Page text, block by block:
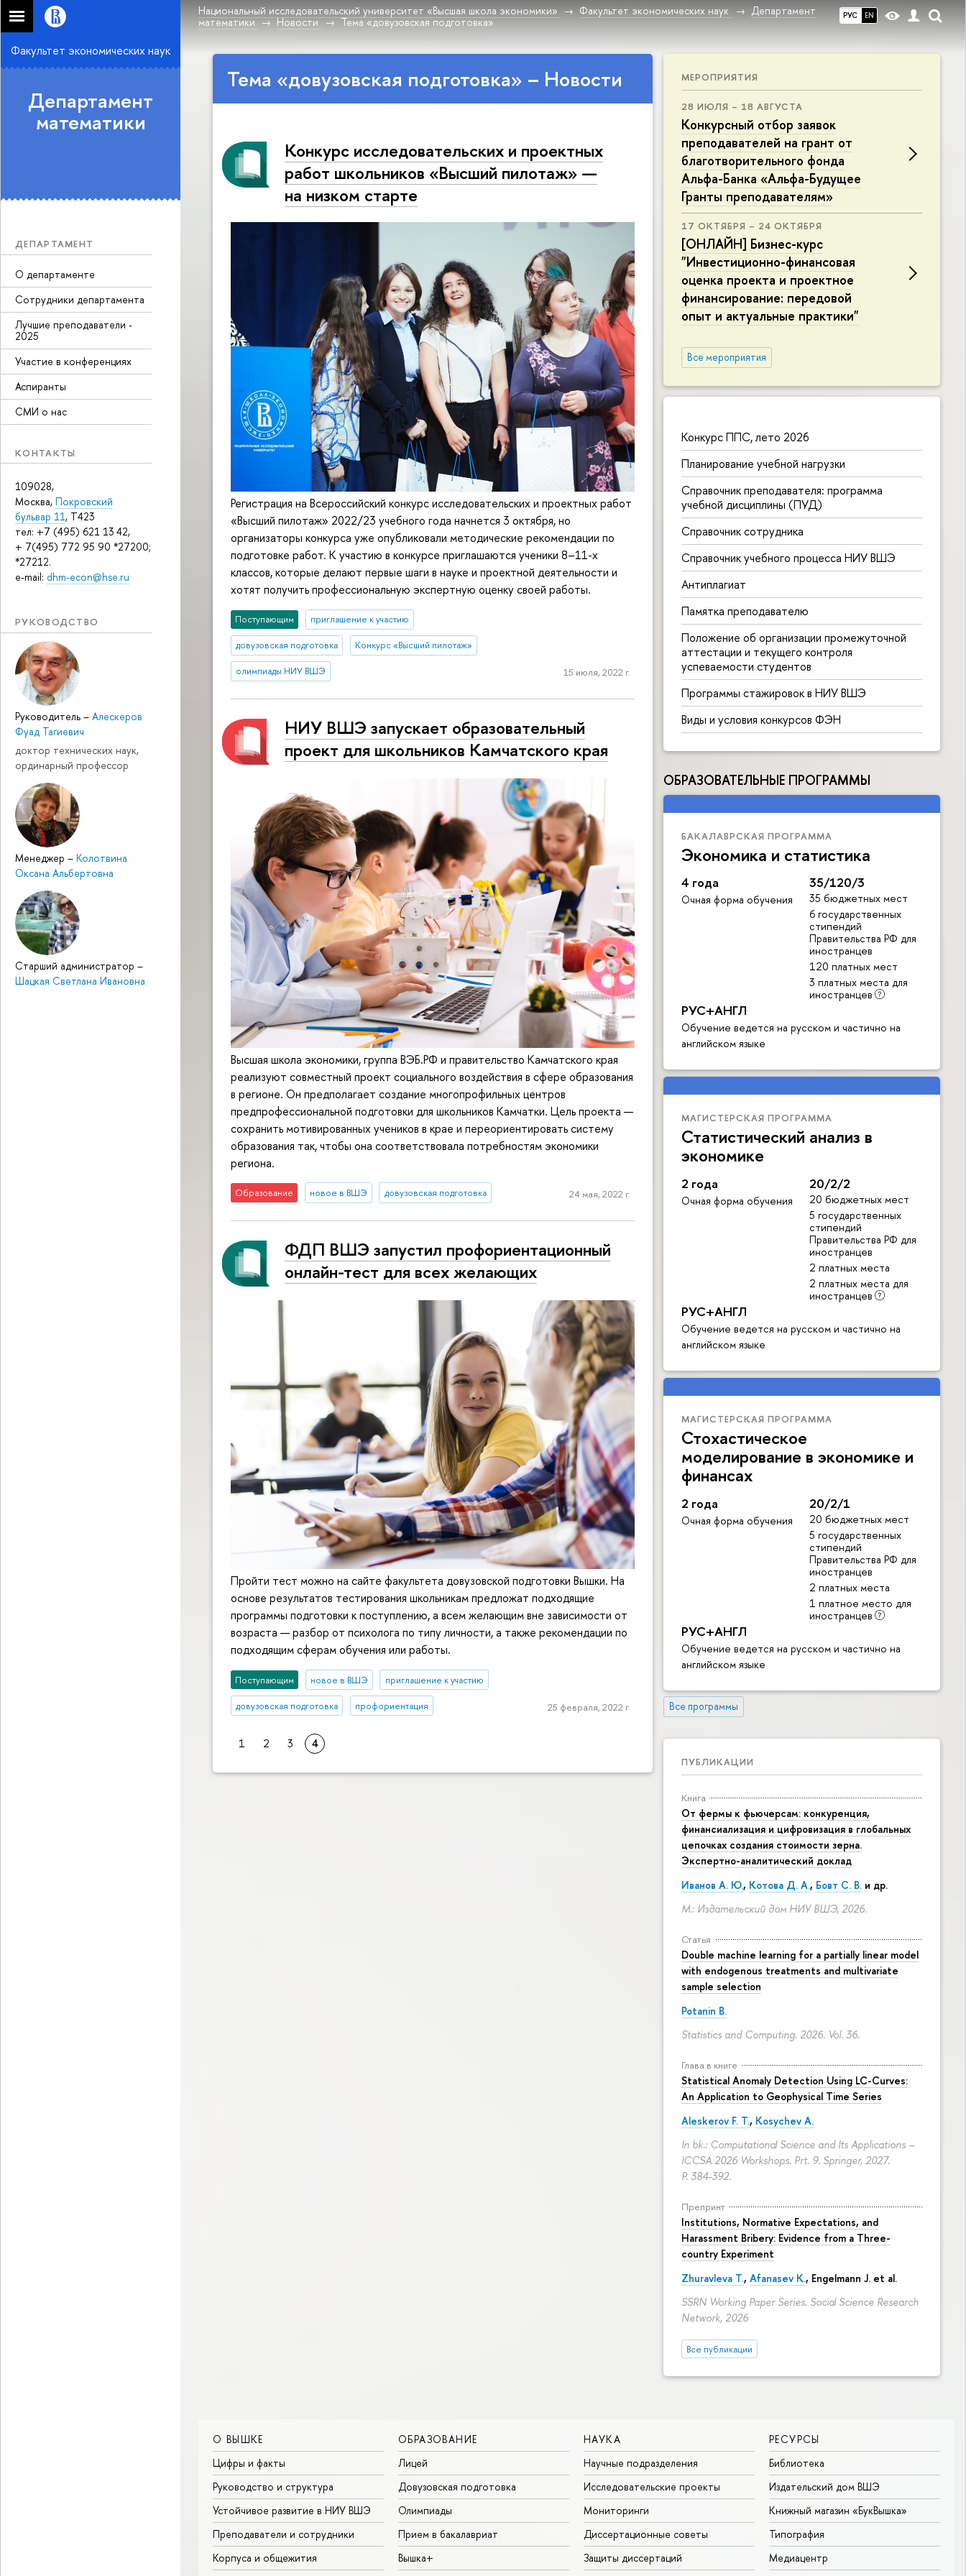
РУС EN
Национальный исследовательский университет «Высшая школа экономики» Факультет экономических наук
Департамент
математики
Новости Тема «довузовская подготовка»
Факультет экономических наук
Департамент
математики
ДЕПАРТАМЕНТ
О департаменте
Сотрудники департамента
Лучшие преподаватели -
2025
Участие в конференциях
Аспиранты
СМИ о нас
КОНТАКТЫ
109028,
Москва, Покровский
бульвар 11, T423
тел: +7 (495) 621 13 42,
+ 7(495) 772 95 90 *27200;
*27212.
e-mail: dhm-econ@hse.ru
РУКОВОДСТВО
Руководитель – Алескеров
Фуад Тагиевич
доктор технических наук,
ординарный профессор
Менеджер – Колотвина
Оксана Альбертовна
Cтарший администратор –
Шацкая Светлана Ивановна
МЕРОПРИЯТИЯ
28 ИЮЛЯ – 18 АВГУСТА
Конкурсный отбор заявок
преподавателей на грант от
благотворительного фонда
Альфа-Банка «Альфа-Будущее
Гранты преподавателям»
17 ОКТЯБРЯ – 24 ОКТЯБРЯ
[ОНЛАЙН] Бизнес-курс
"Инвестиционно-финансовая
оценка проекта и проектное
финансирование: передовой
опыт и актуальные практики"
Все мероприятия
Конкурс ППС, лето 2026
Планирование учебной нагрузки
Справочник преподавателя: программа
учебной дисциплины (ПУД)
Справочник сотрудника
Справочник учебного процесса НИУ ВШЭ
Антиплагиат
Памятка преподавателю
Положение об организации промежуточной
аттестации и текущего контроля
успеваемости студентов
Программы стажировок в НИУ ВШЭ
Виды и условия конкурсов ФЭН
ОБРАЗОВАТЕЛЬНЫЕ ПРОГРАММЫ
БАКАЛАВРСКАЯ ПРОГРАММА
Экономика и статистика
4 года
Очная форма обучения
35/120/3
35 бюджетных мест
6 государственных
стипендий
Правительства РФ для
иностранцев
120 платных мест
3 платных места для
иностранцев
РУС+АНГЛ
Обучение ведется на русском и частично на
английском языке
МАГИСТЕРСКАЯ ПРОГРАММА
Статистический анализ в
экономике
2 года
Очная форма обучения
20/2/2
20 бюджетных мест
5 государственных
стипендий
Правительства РФ для
иностранцев
2 платных места
2 платных места для
иностранцев
РУС+АНГЛ
Обучение ведется на русском и частично на
английском языке
МАГИСТЕРСКАЯ ПРОГРАММА
Стохастическое
моделирование в экономике и
финансах
2 года
Очная форма обучения
20/2/1
20 бюджетных мест
5 государственных
стипендий
Правительства РФ для
иностранцев
2 платных места
1 платное место для
иностранцев
РУС+АНГЛ
Обучение ведется на русском и частично на
английском языке
Все программы
ПУБЛИКАЦИИ
Книга
От фермы к фьючерсам: конкуренция,
финансиализация и цифровизация в глобальных
цепочках создания стоимости зерна.
Экспертно-аналитический доклад
Иванов А. Ю., Котова Д. А., Бовт С. В. и др.
М.: Издательский дом НИУ ВШЭ, 2026.
Статья
Double machine learning for a partially linear model
with endogenous treatments and multivariate
sample selection
Potanin B.
Statistics and Computing. 2026. Vol. 36.
Глава в книге
Statistical Anomaly Detection Using LC-Curves:
An Application to Geophysical Time Series
Aleskerov F. T., Kosychev A.
In bk.: Computational Science and Its Applications –
ICCSA 2026 Workshops. Prt. 9. Springer, 2027.
P. 384-392.
Препринт
Institutions, Normative Expectations, and
Harassment Bribery: Evidence from a Three-
country Experiment
Zhuravleva T., Afanasev K., Engelmann J. et al.
SSRN Working Paper Series. Social Science Research
Network, 2026
Все публикации
Тема «довузовская подготовка» – Новости
Конкурс исследовательских и проектных
работ школьников «Высший пилотаж» —
на низком старте
Регистрация на Всероссийский конкурс исследовательских и проектных работ
«Высший пилотаж» 2022/23 учебного года начнется 3 октября, но
организаторы конкурса уже опубликовали методические рекомендации по
подготовке работ. К участию в конкурсе приглашаются ученики 8–11-х
классов, которые делают первые шаги в науке и проектной деятельности и
хотят получить профессиональную экспертную оценку своей работы.
Поступающим приглашение к участию
довузовская подготовка Конкурс «Высший пилотаж»
олимпиады НИУ ВШЭ 15 июля, 2022 г.
НИУ ВШЭ запускает образовательный
проект для школьников Камчатского края
Высшая школа экономики, группа ВЭБ.РФ и правительство Камчатского края
реализуют совместный проект социального воздействия в сфере образования
в регионе. Он предполагает создание многопрофильных центров
предпрофессиональной подготовки для школьников Камчатки. Цель проекта —
сохранить мотивированных учеников в крае и переориентировать систему
образования так, чтобы она соответствовала потребностям экономики
региона.
Образование новое в ВШЭ довузовская подготовка 24 мая, 2022 г.
ФДП ВШЭ запустил профориентационный
онлайн-тест для всех желающих
Пройти тест можно на сайте факультета довузовской подготовки Вышки. На
основе результатов тестирования школьникам предложат подходящие
программы подготовки к поступлению, а всем желающим вне зависимости от
возраста — разбор от психолога по типу личности, а также рекомендации по
подходящим сферам обучения или работы.
Поступающим новое в ВШЭ приглашение к участию
довузовская подготовка профориентация 25 февраля, 2022 г.
1 2 3 4
О ВЫШКЕ
Цифры и факты
Руководство и структура
Устойчивое развитие в НИУ ВШЭ
Преподаватели и сотрудники
Корпуса и общежития
ОБРАЗОВАНИЕ
Лицей
Довузовская подготовка
Олимпиады
Прием в бакалавриат
Вышка+
НАУКА
Научные подразделения
Исследовательские проекты
Мониторинги
Диссертационные советы
Защиты диссертаций
РЕСУРСЫ
Библиотека
Издательский дом ВШЭ
Книжный магазин «БукВышка»
Типография
Медиацентр